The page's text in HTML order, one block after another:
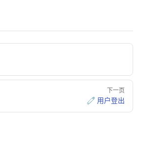
下一页
🧷 用户登出